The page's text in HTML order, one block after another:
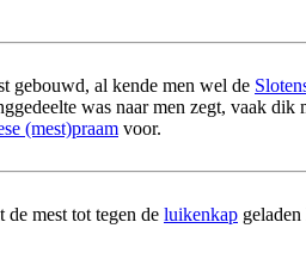
gebouwd, al kende men wel de
was naar men zegt, vaak dik
(mest)praam voor.
de mest tot tegen de luikenkap